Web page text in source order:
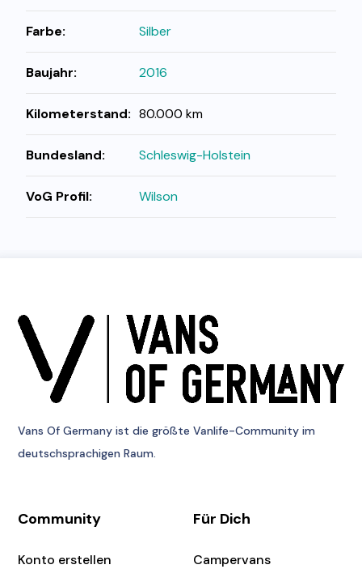
Farbe: Silber
Baujahr: 2016
Kilometerstand: 80.000 km
Bundesland: Schleswig-Holstein
VoG Profil: Wilson
Vans Of Germany ist die größte Vanlife-Community im
deutschsprachigen Raum.
Community
Konto erstellen
Für Dich
Campervans